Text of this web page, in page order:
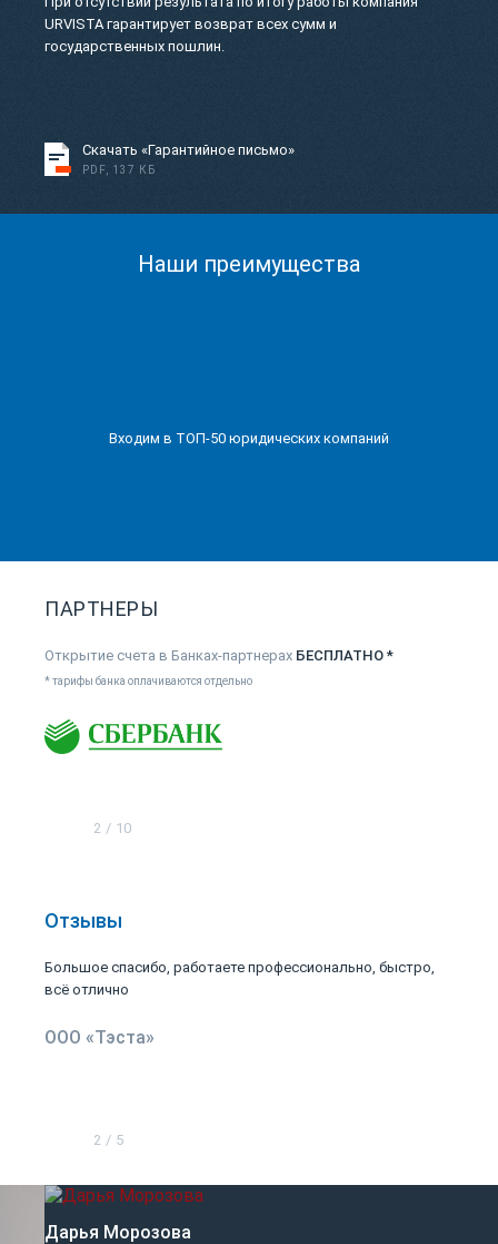
URVISTA гарантирует возврат всех сумм и
государственных пошлин.
Скачать «Гарантийное письмо»
PDF, 137 КБ
Наши преимущества
Входим в ТОП-50 юридических компаний
ПАРТНЕРЫ
Открытие счета в Банках-партнерах БЕСПЛАТНО *
* тарифы банка оплачиваются отдельно
2 / 10
Отзывы
Большое спасибо, работаете профессионально, быстро,
всё отлично
ООО «Тэста»
2 / 5
Дарья Морозова